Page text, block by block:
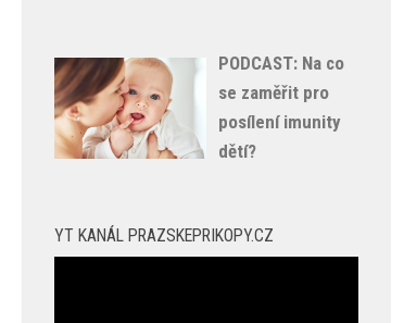
PODCAST: Na co
se zaměřit pro
posílení imunity
dětí?
YT KANÁL PRAZSKEPRIKOPY.CZ